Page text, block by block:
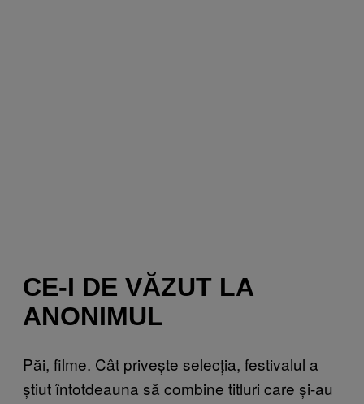
CE-I DE VĂZUT LA
ANONIMUL
Păi, filme. Cât privește selecția, festivalul a
știut întotdeauna să combine titluri care și-au